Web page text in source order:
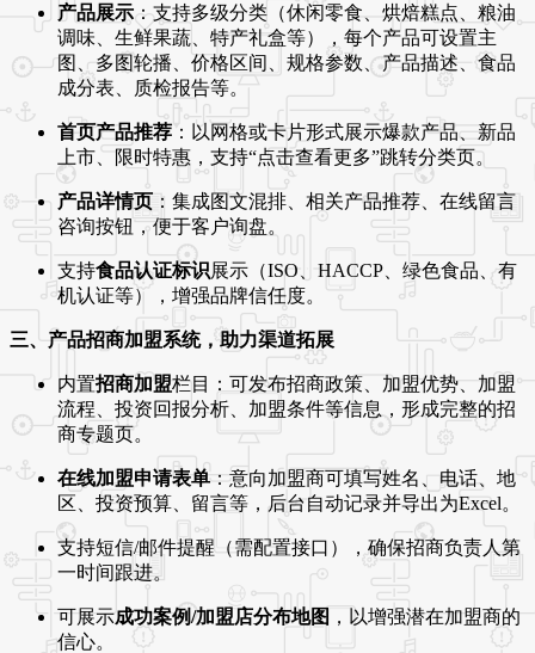
产品展示 ：支持多级分类（休闲零食、烘焙糕点、粮油
调味、生鲜果蔬、特产礼盒等），每个产品可设置主
图、多图轮播、价格区间、规格参数、产品描述、食品
成分表、质检报告等。
首页产品推荐：以网格或卡片形式展示爆款产品、新品
上市、限时特惠，支持“点击查看更多”跳转分类页。
产品详情页：集成图文混排、相关产品推荐、在线留言
咨询按钮，便于客户询盘。
支持食品认证标识展示（ISO、HACCP、绿色食品、有
机认证等），增强品牌信任度。
三、产品招商加盟系统，助力渠道拓展
内置招商加盟栏目：可发布招商政策、加盟优势、加盟
流程、投资回报分析、加盟条件等信息，形成完整的招
商专题页。
在线加盟申请表单：意向加盟商可填写姓名、电话、地
区、投资预算、留言等，后台自动记录并导出为Excel。
支持短信/邮件提醒（需配置接口），确保招商负责人第
一时间跟进。
可展示成功案例/加盟店分布地图 ，以增强潜在加盟商的
信心。